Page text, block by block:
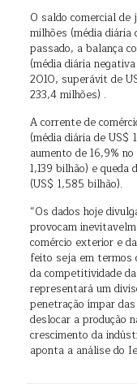
O saldo comercial
milhões (média diária
passado, a balança
(média diária
2010, superávit de
233,4 milhões) .
A corrente de
(média diária de US$
aumento de 16,9%
1,139 bilhão) e
(US$ 1,585 bilhão).
“Os dados hoje
provocam
comércio exterior e
feito seja em termos
da competitividade
representará um
penetração ímpar
deslocar a produção
crescimento da
aponta a análise do